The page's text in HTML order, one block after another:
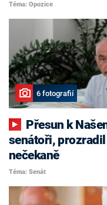
Téma: Opozice
6 fotografií
senátoři, prozradil
nečekaně
Téma: Senát